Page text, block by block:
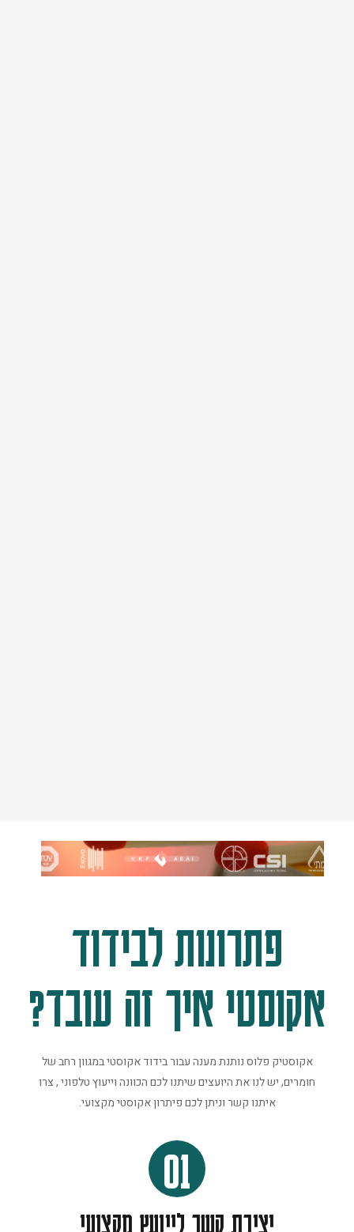
פתרונות לבידוד
אקוסטי איך זה עובד?
אקוסטיק פלוס נותנת מענה עבור בידוד אקוסטי במגוון רחב של
חומרים, יש לנו את היועצים שיתנו לכם הכוונה וייעוץ טלפוני , צרו
איתנו קשר וניתן לכם פיתרון אקוסטי מקצועי.
01
יצירת קשר לייועץ מקצועי